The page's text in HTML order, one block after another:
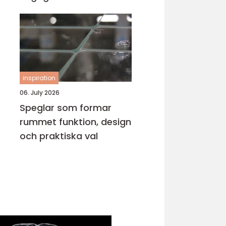
inspiration
06. July 2026
Speglar som formar
rummet funktion, design
och praktiska val